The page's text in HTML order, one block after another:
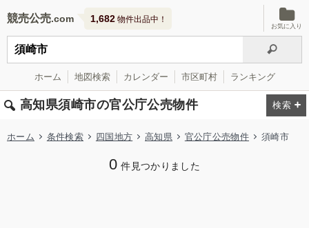
競売公売 1,682 物件出品中！
お気に入り
ホーム 地図検索 カレンダー 市区町村 ランキング
高知県須崎市の官公庁公売物件
ホーム 条件検索 四国地方 高知県 官公庁公売物件 須崎市
0 件見つかりました